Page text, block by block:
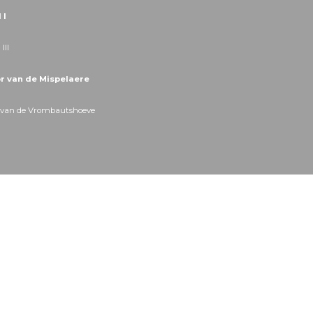
I
III
van de Mispelaere
de Vrombautshoeve